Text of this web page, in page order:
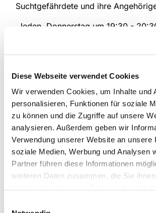
Diese Webseite verwendet Cookies
Wir verwenden Cookies, um Inhalte und
personalisieren, Funktionen für soziale
zu können und die Zugriffe auf unsere
analysieren. Außerdem geben wir
Verwendung unserer Website an unsere
soziale Medien, Werbung und Analysen
Partner führen diese Informationen
weiteren Daten zusammen, die Sie
Suchtgefährdete und ihre
Jeden Donnerstag um 19:30 -
Die Gruppe wird von einer